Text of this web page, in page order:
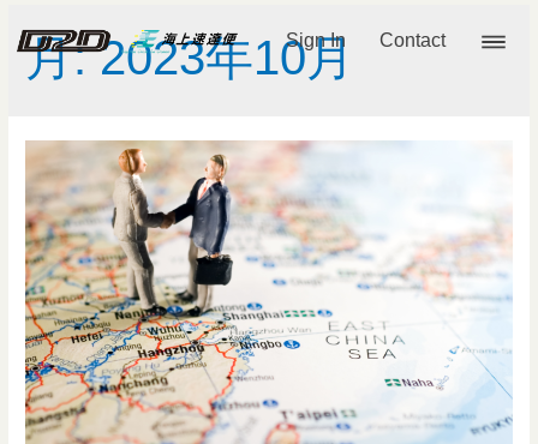
Sign In Contact
月:2023年10月